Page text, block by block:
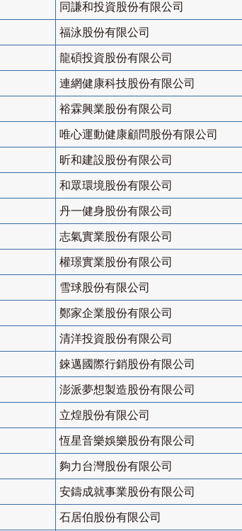
同謙和投資股份有限公司
福泳股份有限公司
龍碩投資股份有限公司
連網健康科技股份有限公司
裕霖興業股份有限公司
唯心運動健康顧問股份有限公司
昕和建設股份有限公司
和眾環境股份有限公司
丹一健身股份有限公司
志氣實業股份有限公司
權璟實業股份有限公司
雪球股份有限公司
鄭家企業股份有限公司
清洋投資股份有限公司
錸邁國際行銷股份有限公司
澎派夢想製造股份有限公司
立煌股份有限公司
恆星音樂娛樂股份有限公司
夠力台灣股份有限公司
安鑄成就事業股份有限公司
石居伯股份有限公司